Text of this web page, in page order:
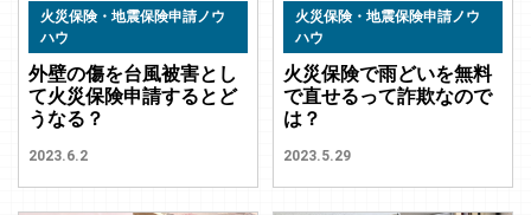
火災保険・地震保険申請ノウ
ハウ
外壁の傷を台風被害とし
て火災保険申請するとど
うなる？
2023.6.2
火災保険・地震保険申請ノウ
ハウ
火災保険で雨どいを無料
で直せるって詐欺なので
は？
2023.5.29